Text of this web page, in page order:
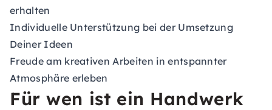
erhalten
Individuelle Unterstützung bei der Umsetzung
Deiner Ideen
Freude am kreativen Arbeiten in entspannter
Atmosphäre erleben
Für wen ist ein Handwerk